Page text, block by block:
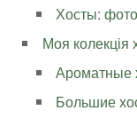
Хосты: фото
Моя колекція
Ароматные
Большие